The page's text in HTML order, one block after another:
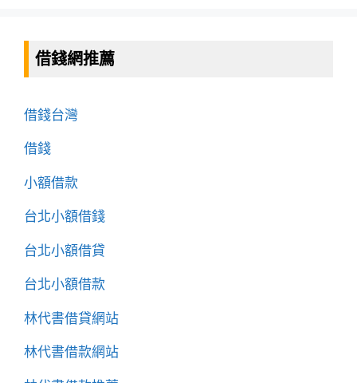
借錢網推薦
借錢台灣
借錢
小額借款
台北小額借錢
台北小額借貸
台北小額借款
林代書借貸網站
林代書借款網站